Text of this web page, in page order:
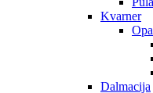
Kvarner
Dalmacija